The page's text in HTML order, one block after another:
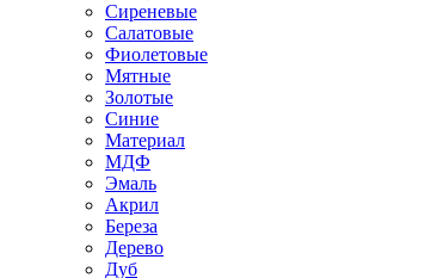
Сиреневые
Салатовые
Фиолетовые
Мятные
Золотые
Синие
Материал
МДФ
Эмаль
Акрил
Береза
Дерево
Дуб